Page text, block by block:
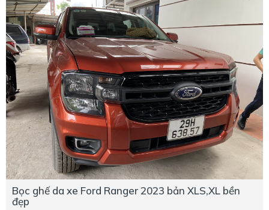
Bọc ghế da xe Ford Ranger 2023 bản XLS,XL bền
đẹp